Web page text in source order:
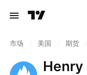
市场 美国 期货
Henry